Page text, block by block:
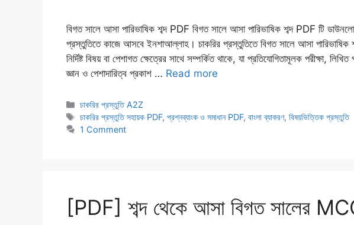
বিগত সালে আসা পারিভাষিক শব্দ PDF বিগত সালে আসা পারিভাষিক শব্দ PDF টি
প্রস্তুতিতে কাজে আসবে ইনশাআল্লাহ। চাকরির প্রস্তুতিতে বিগত সালে আসা পারিভাষিক
নির্দিষ্ট বিষয় বা পেশাগত ক্ষেত্রের সাথে সম্পর্কিত থাকে, যা প্রতিযোগিতামূলক পরীক্ষা, লিখিত
জ্ঞান ও পেশাদারিত্ব প্রকাশ … Read more
Categories
চাকরির প্রস্তুতি A2Z
Tags
চাকরির প্রস্তুতি সহায়ক PDF,প্রশ্নব্যাংক ও সমাধান PDF,বাংলা ব্যাকরণ,বিষয়ভিত্তিক প্রস্তুতি
1 Comment
[PDF] শব্দ থেকে আসা বিগত সালের